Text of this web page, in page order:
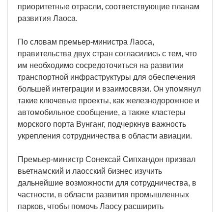
приоритетные отрасли, соответствующие планам
развития Лаоса.
По словам премьер-министра Лаоса,
правительства двух стран согласились с тем, что
им необходимо сосредоточиться на развитии
транспортной инфраструктуры для обеспечения
большей интеграции и взаимосвязи. Он упомянул
такие ключевые проекты, как железнодорожное и
автомобильное сообщение, а также кластеры
морского порта Вунганг, подчеркнув важность
укрепления сотрудничества в области авиации.
Премьер-министр Сонексай Сипхандон призвал
вьетнамский и лаосский бизнес изучить
дальнейшие возможности для сотрудничества, в
частности, в области развития промышленных
парков, чтобы помочь Лаосу расширить